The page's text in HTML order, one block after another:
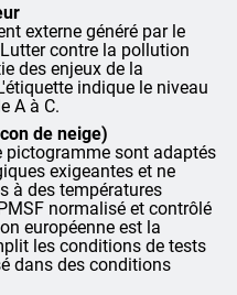
externe généré par le
contre la pollution
des enjeux de la
indique le niveau
A à C.
de neige)
pictogramme sont adaptés
exigeantes et ne
à des températures
normalisé et contrôlé
européenne est la
les conditions de tests
dans des conditions